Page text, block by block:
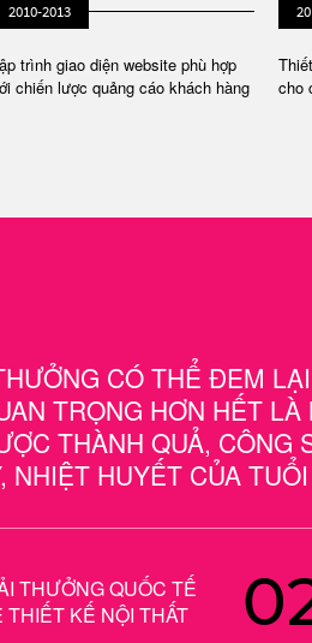
2010-2013
trình giao diện website phù hợp
chiến lược quảng cáo khách hàng
cho
CÓ THỂ ĐEM
TRỌNG HƠN HẾT LÀ
THÀNH QUẢ, CÔNG
NHIỆT HUYẾT CỦA
THƯỞNG QUỐC TẾ
THIẾT KẾ NỘI THẤT